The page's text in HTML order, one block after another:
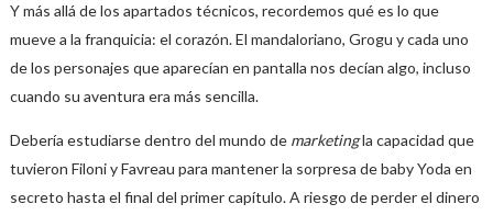
Y más allá de los apartados técnicos, recordemos qué es lo que
mueve a la franquicia: el corazón. El mandaloriano, Grogu y cada uno
de los personajes que aparecían en pantalla nos decían algo, incluso
cuando su aventura era más sencilla.
Debería estudiarse dentro del mundo de marketingla capacidad que
tuvieron Filoni y Favreau para mantener la sorpresa de baby Yoda en
secreto hasta el final del primer capítulo. A riesgo de perder el dinero